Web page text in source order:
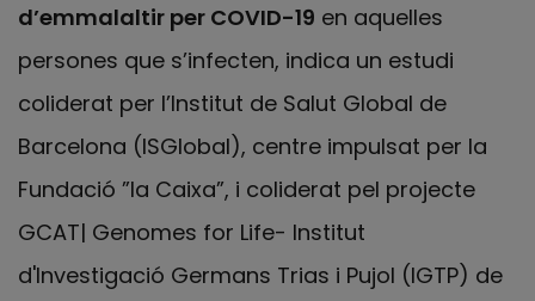
d’emmalaltir per COVID-19 en aquelles
persones que s’infecten, indica un estudi
coliderat per l’Institut de Salut Global de
Barcelona (ISGlobal), centre impulsat per la
Fundació ”la Caixa”, i coliderat pel projecte
GCAT| Genomes for Life- Institut
d'Investigació Germans Trias i Pujol (IGTP) de